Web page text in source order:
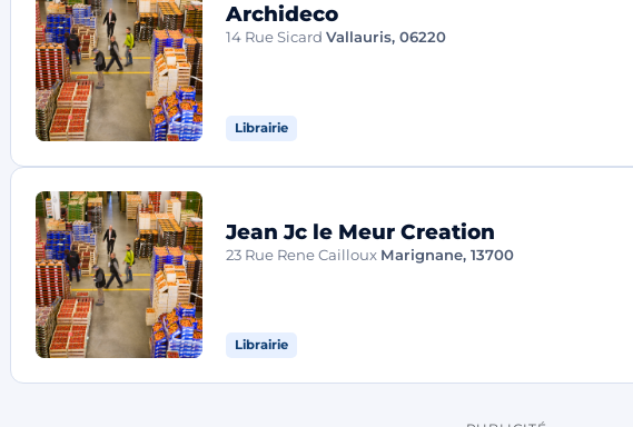
Archideco
14 Rue Sicard Vallauris, 06220
Librairie
Jean Jc le Meur Creation
23 Rue Rene Cailloux Marignane, 13700
Librairie